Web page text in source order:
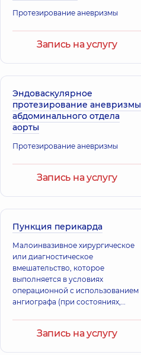
Протезирование аневризмы
Запись на услугу
Эндоваскулярное
протезирование аневризмы
абдоминального отдела
аорты
Протезирование аневризмы
Запись на услугу
Пункция перикарда
Малоинвазивное хирургическое
или диагностическое
вмешательство, которое
выполняется в условиях
операционной с использованием
ангиографа (при состояниях,
анестезией или в/в анестезией (по
Запись на услугу